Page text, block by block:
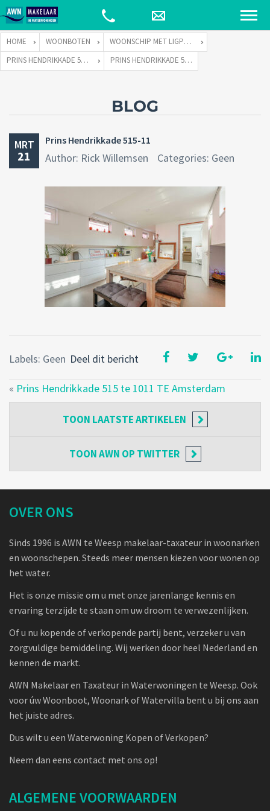
HOME WOONBOTEN
WOONSCHIP MET LIGPLAATS
PRINS HENDRIKKADE 515 TE 1011 TE AMSTERDAM
PRINS HENDRIKKADE 515-11
BLOG
MRT
21
Prins Hendrikkade 515-11
Author: Rick Willemsen Categories: Geen
Deel dit bericht
Labels: Geen
« Prins Hendrikkade 515 te 1011 TE Amsterdam
TOON LAATSTE ARTIKELEN
TOONAWN OP TWITTER
OVER ONS
Sinds 1996 is AWN te Weesp makelaar-taxateur in woonarken
en woonschepen. Steeds meer mensen kiezen voor wonen op
het water.
Het is onze missie om u met onze jarenlange kennis en
ervaring terzijde te staan om uw droom te verwezenlijken.
Of u nu kopende of verkopende partij bent, verzeker u van
zorgvuldige bemiddeling. Wij werken door heel Nederland en
kennen de markt.
AWN Makelaar en Taxateur in Waterwoningen te Weesp. Ook
voor úw Woonboot, Woonark of Watervilla bent u bij ons aan
het juiste adres.
Dus wilt u een Waterwoning Kopen of Verkopen?
Neem dan eens contact met ons op!
ALGEMENE VOORWAARDEN